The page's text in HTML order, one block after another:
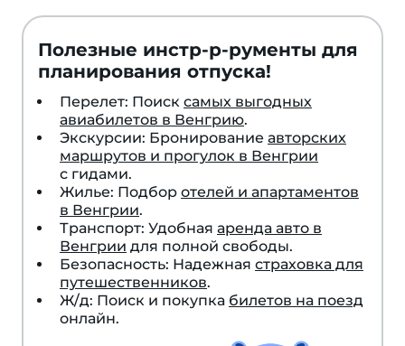
Полезные инстр-р-рументы для
планирования отпуска!
Перелет: Поиск самых выгодных
авиабилетов в Венгрию.
Экскурсии: Бронирование авторских
маршрутов и прогулок в Венгрии
с гидами.
Жилье: Подбор отелей и апартаментов
в Венгрии.
Транспорт: Удобная аренда авто в
Венгрии для полной свободы.
Безопасность: Надежная страховка для
путешественников.
Ж/д: Поиск и покупка билетов на поезд
онлайн.